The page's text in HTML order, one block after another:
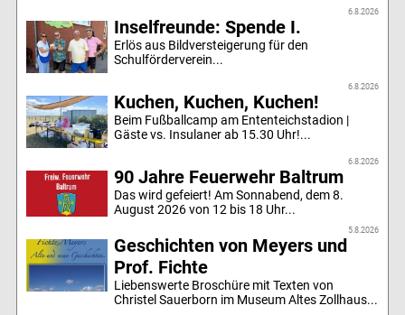
6.8.2026
Inselfreunde: Spende I.
Erlös aus Bildversteigerung für den
Schulförderverein...
6.8.2026
Kuchen, Kuchen, Kuchen!
Beim Fußballcamp am Ententeichstadion |
Gäste vs. Insulaner ab 15.30 Uhr!...
6.8.2026
90 Jahre Feuerwehr Baltrum
Das wird gefeiert! Am Sonnabend, dem 8.
August 2026 von 12 bis 18 Uhr...
5.8.2026
Geschichten von Meyers und
Prof. Fichte
Liebenswerte Broschüre mit Texten von
Christel Sauerborn im Museum Altes Zollhaus...